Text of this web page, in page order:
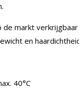
markt
en
40°C